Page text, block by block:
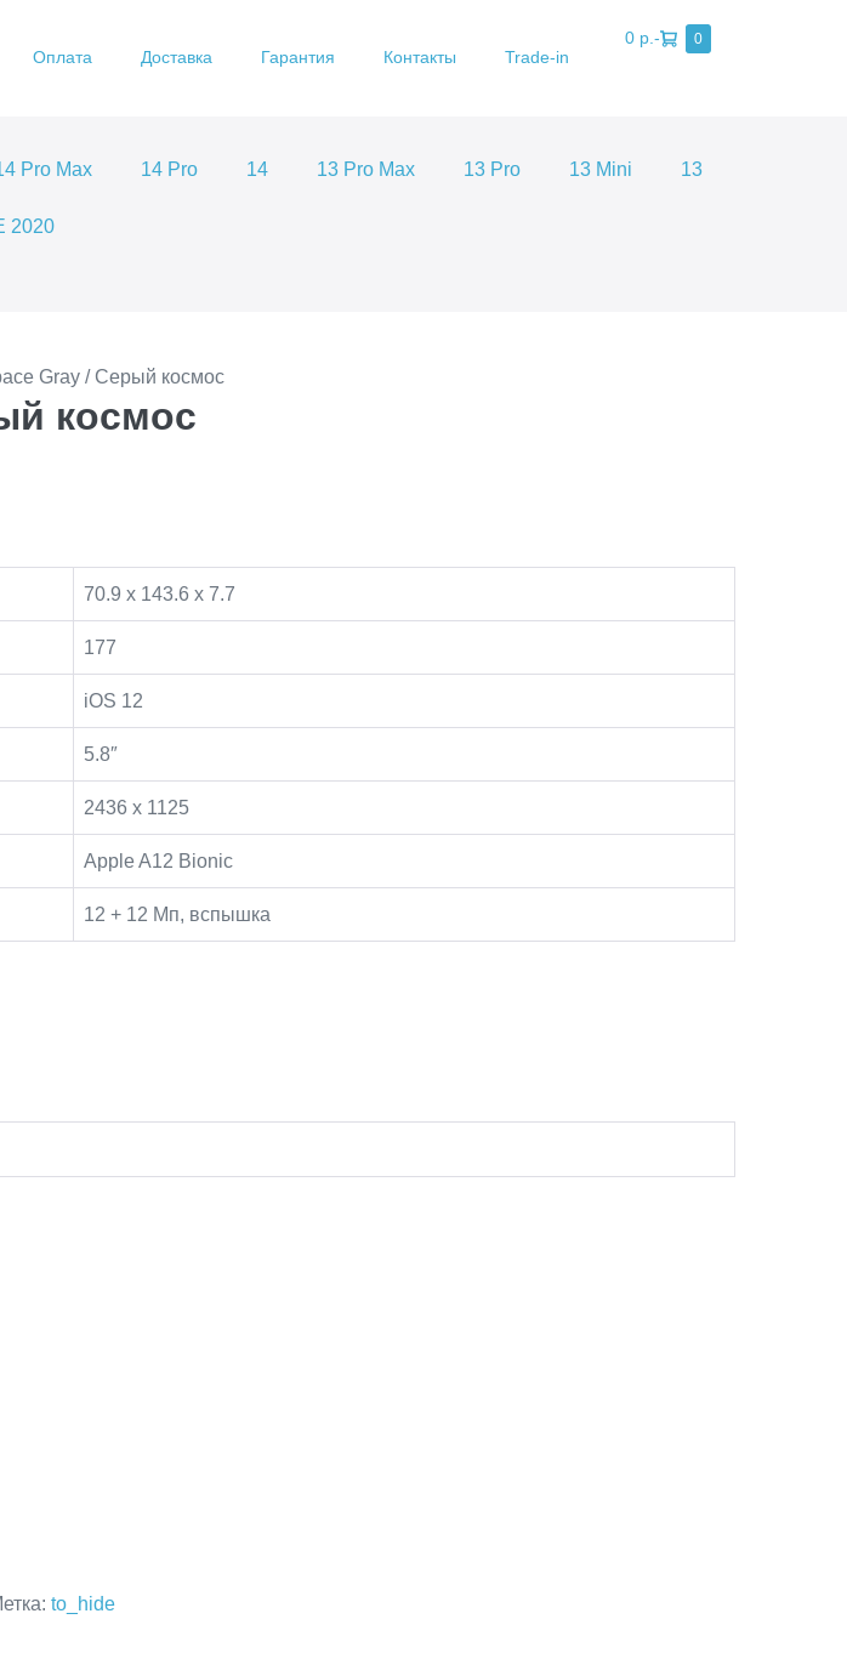
Оплата Доставка Гарантия Контакты Trade-in
Shopping
0 р. - 0Items
Pro Max 14 Pro 14 13 Pro Max 13 Pro 13 Mini 13
2020
Gray / Серый космос
космос
70.9 x 143.6 x 7.7
177
iOS 12
5.8″
2436 x 1125
Apple A12 Bionic
12 + 12 Мп, вспышка
to_hide